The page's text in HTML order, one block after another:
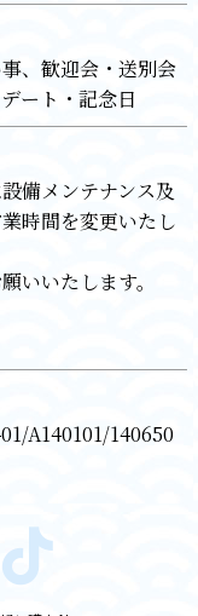
歓迎会・送別会
デート・記念日
備メンテナンス及
時間を変更いたし
いいたします。
A140101/140650